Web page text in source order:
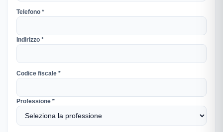
Telefono *
Indirizzo *
Codice fiscale *
Professione *